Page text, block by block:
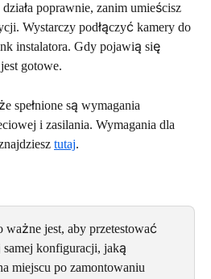
poprawnie, zanim umieścisz
Wystarczy podłączyć kamery do
instalatora. Gdy pojawią się
gotowe.
spełnione są wymagania
i zasilania. Wymagania dla
tutaj.
ważne jest, aby przetestować
konfiguracji, jaką
miejscu po zamontowaniu